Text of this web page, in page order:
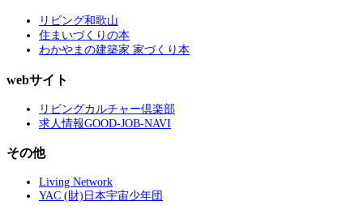
リビング和歌山
住まいづくりの本
わかやまの建築家 家づくり本
webサイト
リビングカルチャー倶楽部
求人情報GOOD-JOB-NAVI
その他
Living Network
YAC (財)日本宇宙少年団